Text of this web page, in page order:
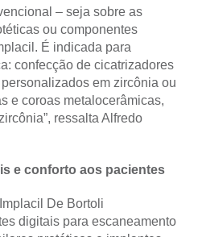
– seja sobre as
ou componentes
É indicada para
confecção de cicatrizadores
em zircônia ou
e coroas metalocerâmicas,
ressalta Alfredo
e conforto aos pacientes
De Bortoli
digitais para escaneamento